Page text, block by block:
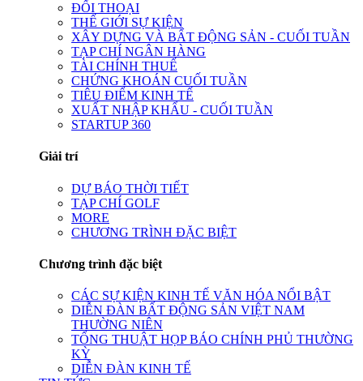
ĐỐI THOẠI
THẾ GIỚI SỰ KIỆN
XÂY DỰNG VÀ BẤT ĐỘNG SẢN - CUỐI TUẦN
TẠP CHÍ NGÂN HÀNG
TÀI CHÍNH THUẾ
CHỨNG KHOÁN CUỐI TUẦN
TIÊU ĐIỂM KINH TẾ
XUẤT NHẬP KHẨU - CUỐI TUẦN
STARTUP 360
Giải trí
DỰ BÁO THỜI TIẾT
TẠP CHÍ GOLF
MORE
CHƯƠNG TRÌNH ĐẶC BIỆT
Chương trình đặc biệt
CÁC SỰ KIỆN KINH TẾ VĂN HÓA NỔI BẬT
DIỄN ĐÀN BẤT ĐỘNG SẢN VIỆT NAM
THƯỜNG NIÊN
TỔNG THUẬT HỌP BÁO CHÍNH PHỦ THƯỜNG
KỲ
DIỄN ĐÀN KINH TẾ